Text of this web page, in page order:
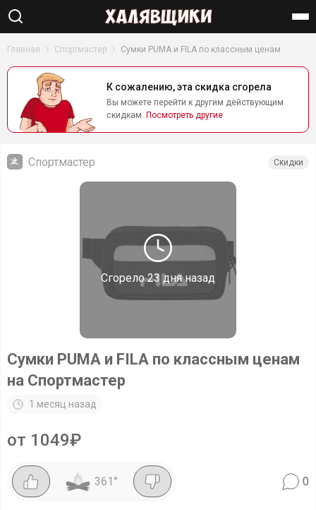
Найти
Главная Спортмастер Сумки PUMA и FILA по классным ценам
К сожалению, эта скидка сгорела
Вы можете перейти к другим действующим
скидкам. Посмотреть другие
Сгорело23 дня назад
Спортмастер Скидки
Сумки PUMA и FILA по классным ценам
на Спортмастер
1 месяц назад
от 1049₽
361 ° 0